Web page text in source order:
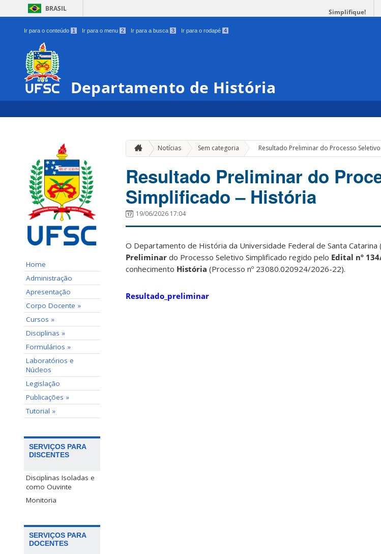
BRASIL Simplifique!
Ir para o conteúdo 1 Ir para o menu 2 Ir para a busca 3 Ir para o rodapé 4
Departamento de História
Home
Administração
Apresentação
Corpo Docente »
Cursos »
Disciplinas »
Formulários »
Laboratórios e
Núcleos
Legislação
Publicações »
Tutorial »
SERVIÇOS PARA
DISCENTES
Disciplinas Isoladas e
como Ouvinte
Monitoria
SERVIÇOS PARA
DOCENTES
Notícias Sem categoria » Resultado Preliminar do Processo
Resultado Preliminar do
Simplificado – História
19/06/2026 17:04
O Departamento de História da Universidade Federal de Santa Catarina
Preliminar do Processo Seletivo Simplificado regido pelo Edital nº
conhecimento História (Processo nº 23080.020924/2026-22).
Resultado_preliminar